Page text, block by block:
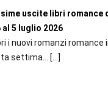
uscite libri romance
al 5 luglio 2026
i nuovi romanzi romance
settima...
[…]